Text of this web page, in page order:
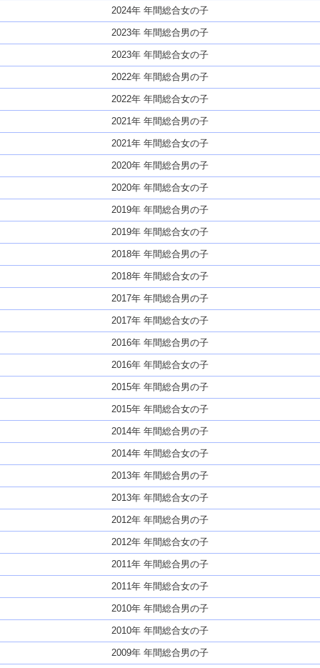
2024年 年間総合女の子
2023年 年間総合男の子
2023年 年間総合女の子
2022年 年間総合男の子
2022年 年間総合女の子
2021年 年間総合男の子
2021年 年間総合女の子
2020年 年間総合男の子
2020年 年間総合女の子
2019年 年間総合男の子
2019年 年間総合女の子
2018年 年間総合男の子
2018年 年間総合女の子
2017年 年間総合男の子
2017年 年間総合女の子
2016年 年間総合男の子
2016年 年間総合女の子
2015年 年間総合男の子
2015年 年間総合女の子
2014年 年間総合男の子
2014年 年間総合女の子
2013年 年間総合男の子
2013年 年間総合女の子
2012年 年間総合男の子
2012年 年間総合女の子
2011年 年間総合男の子
2011年 年間総合女の子
2010年 年間総合男の子
2010年 年間総合女の子
2009年 年間総合男の子